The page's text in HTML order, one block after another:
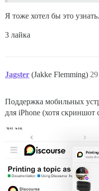
Я тоже хотел бы это узнать.
3 лайка
Jagster (Jakke Flemming) 29
Поддержка мобильных
для iPhone (хотя скриншот